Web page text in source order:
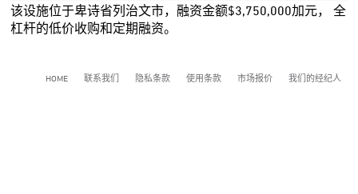
该设施位于卑诗省列治文市，融资金额$3,750,000加元， 全
杠杆的低价收购和定期融资。
HOME 联系我们 隐私条款 使用条款 市场报价 我们的经纪人